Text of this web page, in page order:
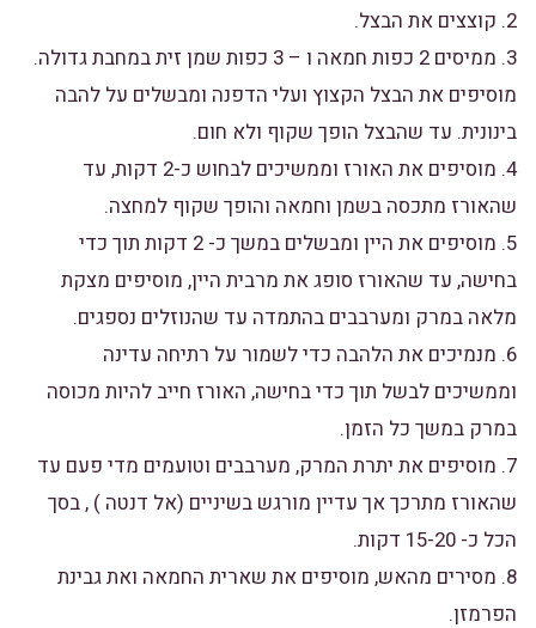
2. קוצצים את הבצל.
3. ממיסים 2 כפות חמאה ו – 3 כפות שמן זית במחבת גדולה.
מוסיפים את הבצל הקצוץ ועלי הדפנה ומבשלים על להבה
בינונית. עד שהבצל הופך שקוף ולא חום.
4. מוסיפים את האורז וממשיכים לבחוש כ-2 דקות, עד
שהאורז מתכסה בשמן וחמאה והופך שקוף למחצה.
5. מוסיפים את היין ומבשלים במשך כ- 2 דקות תוך כדי
בחישה, עד שהאורז סופג את מרבית היין, מוסיפים מצקת
מלאה במרק ומערבבים בהתמדה עד שהנוזלים נספגים.
6. מנמיכים את הלהבה כדי לשמור על רתיחה עדינה
וממשיכים לבשל תוך כדי בחישה, האורז חייב להיות מכוסה
במרק במשך כל הזמן.
7. מוסיפים את יתרת המרק, מערבבים וטועמים מדי פעם עד
שהאורז מתרכך אך עדיין מורגש בשיניים (אל דנטה ) , בסך
הכל כ- 15-20 דקות.
8. מסירים מהאש, מוסיפים את שארית החמאה ואת גבינת
הפרמזן.